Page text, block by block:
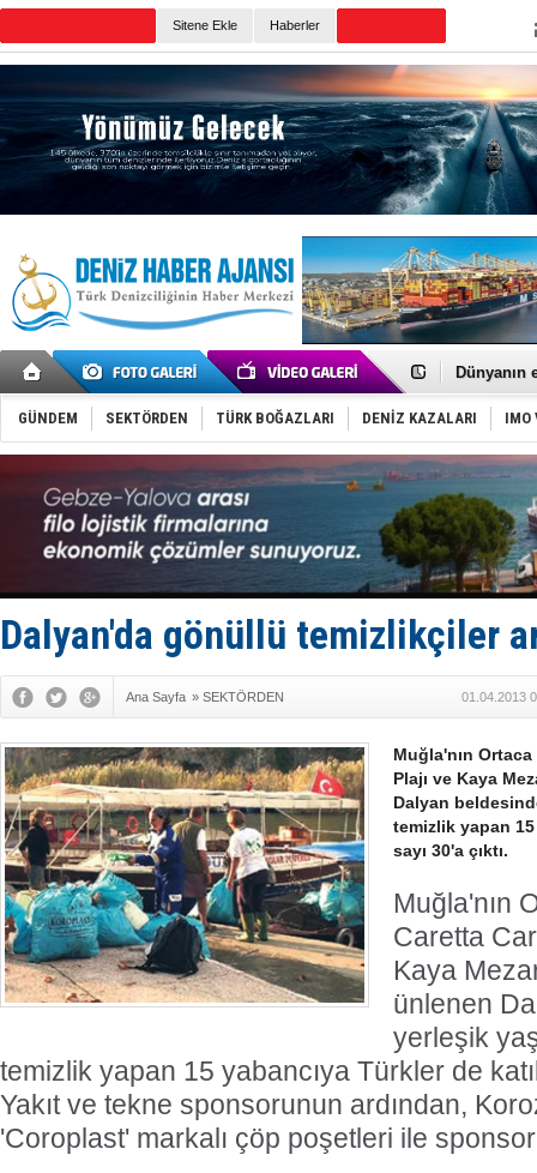
Sitene Ekle Haberler
SOCAR
Keşfedildi:
D-Marin,
Van’da
ASEAN ilk
TAYK -
İstanbul
Tersane
FESCO,
GÜNDEM SEKTÖRDEN TÜRK BOĞAZLARI DENİZ KAZALARI IMO
Dalyan'da gönüllü temizlikçiler
Ana Sayfa » SEKTÖRDEN 01.04.2013
Muğla'nın
Plajı ve Kaya
Dalyan
temizlik yapan 15
sayı 30'a çıktı.
Muğla'nın
Caretta
Kaya
ünlenen
yerleşik
temizlik yapan 15 yabancıya Türkler de
Yakıt ve tekne sponsorunun ardından,
'Coroplast' markalı çöp poşetleri ile